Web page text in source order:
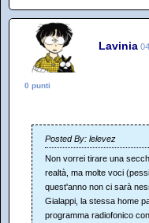
Lavinia
0 punti
Posted By: lelevez
Non vorrei tirare una
realtà, ma molte voci
quest'anno non ci sarà
Gialappi, la stessa home
programma radiofonico